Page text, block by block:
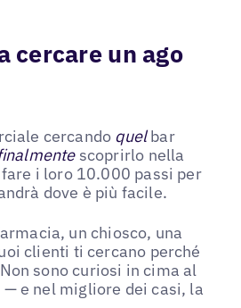
cercare un ago
cercando quelbar
scoprirlo nella
i loro 10.000 passi per
dove è più facile.
un chiosco, una
clienti ti cercano perché
sono curiosi in cima al
e nel migliore dei casi, la